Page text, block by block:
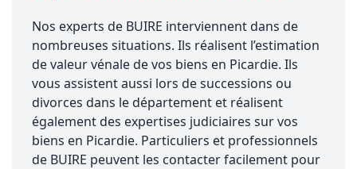
Nos experts de BUIRE interviennent dans de
nombreuses situations. Ils réalisent l’estimation
de valeur vénale de vos biens en Picardie. Ils
vous assistent aussi lors de successions ou
divorces dans le département et réalisent
également des expertises judiciaires sur vos
biens en Picardie. Particuliers et professionnels
de BUIRE peuvent les contacter facilement pour